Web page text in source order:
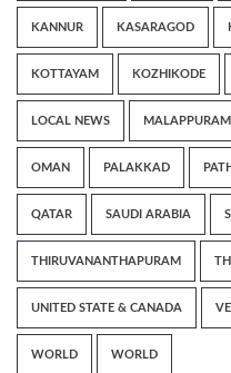
KANNUR KASARAGOD
KOTTAYAM KOZHIKODE
LOCAL NEWS MALAPPURAM
OMAN PALAKKAD
QATAR SAUDI ARABIA
THIRUVANANTHAPURAM
UNITED STATE & CANADA
WORLD WORLD